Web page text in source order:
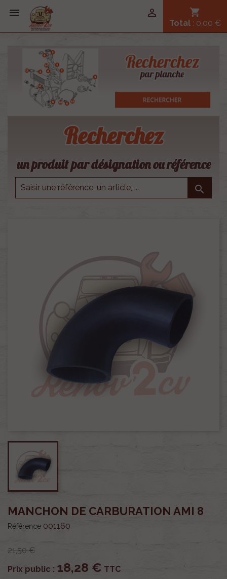
 shopping_cart
Total : 0,00 €

Recherchez
un produit par désignation ou référence

MANCHON DE CARBURATION AMI 8
Référence 001160
21,50 €
Prix public : 18,28 € TTC